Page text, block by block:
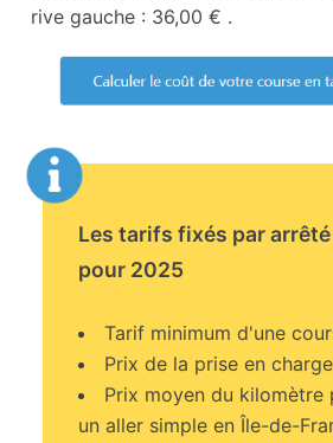
rive gauche : 36,00 € .
Les tarifs fixés par
pour 2025
Tarif minimum d'une
Prix de la prise en
Prix moyen du kilomètre
un aller simple en Île-de-